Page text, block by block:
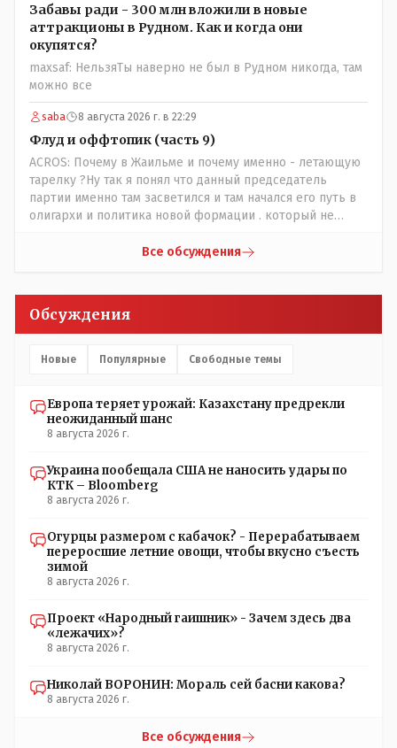
Забавы ради - 300 млн вложили в новые
аттракционы в Рудном. Как и когда они
окупятся?
maxsaf: НельзяТы наверно не был в Рудном никогда, там
можно все
saba 8 августа 2026 г. в 22:29
Флуд и оффтопик (часть 9)
ACROS: Почему в Жаильме и почему именно - летающую
тарелку ?Ну так я понял что данный председатель
партии именно там засветился и там начался его путь в
олигархи и политика новой формации . который не
скорого ухода! А летающая тарелка, потому что ещё не
не иначе инопланетянин, ну а на чём инопланетяне
передвигаются?
Все обсуждения
Обсуждения
Новые Популярные Свободные темы
Европа теряет урожай: Казахстану предрекли
неожиданный шанс
8 августа 2026 г.
Украина пообещала США не наносить удары по
КТК – Bloomberg
8 августа 2026 г.
Огурцы размером с кабачок? - Перерабатываем
переросшие летние овощи, чтобы вкусно съесть
зимой
8 августа 2026 г.
Проект «Народный гаишник» - Зачем здесь два
«лежачих»?
8 августа 2026 г.
Николай ВОРОНИН: Мораль сей басни какова?
8 августа 2026 г.
Все обсуждения